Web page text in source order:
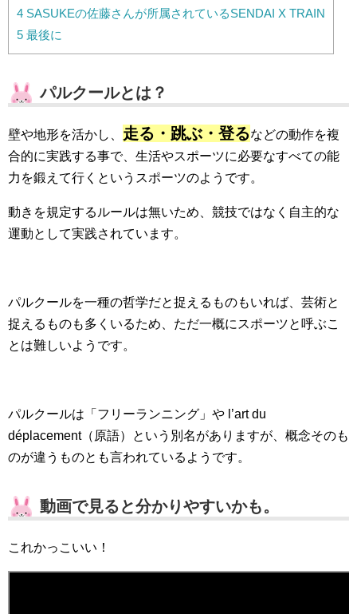
4 SASUKEの佐藤さんが所属されているSENDAI X TRAIN
5 最後に
パルクールとは？
壁や地形を活かし、 走る・跳ぶ・登るなどの動作を複
合的に実践する事で、生活やスポーツに必要なすべての能
力を鍛えて行くというスポーツのようです。
動きを規定するルールは無いため、競技ではなく自主的な
運動として実践されています。
パルクールを一種の哲学だと捉えるものもいれば、芸術と
捉えるものも多くいるため、ただ一概にスポーツと呼ぶこ
とは難しいようです。
パルクールは「フリーランニング」や l’art du
déplacement（原語）という別名がありますが、概念そのも
のが違うものとも言われているようです。
動画で見ると分かりやすいかも。
これかっこいい！